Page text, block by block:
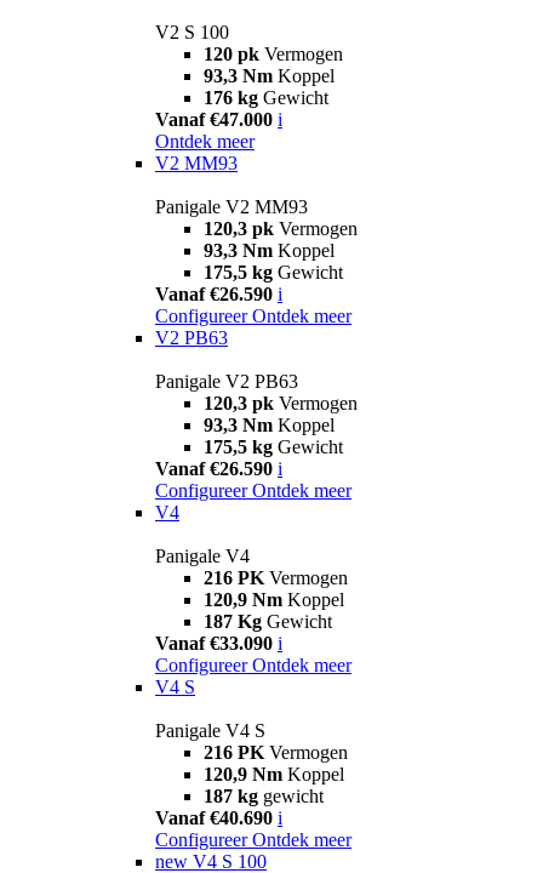
V2 S 100
120 pk Vermogen
93,3 Nm Koppel
176 kg Gewicht
Vanaf €47.000 i
Ontdek meer
V2 MM93
Panigale V2 MM93
120,3 pk Vermogen
93,3 Nm Koppel
175,5 kg Gewicht
Vanaf €26.590 i
Configureer Ontdek meer
V2 PB63
Panigale V2 PB63
120,3 pk Vermogen
93,3 Nm Koppel
175,5 kg Gewicht
Vanaf €26.590 i
Configureer Ontdek meer
V4
Panigale V4
216 PK Vermogen
120,9 Nm Koppel
187 Kg Gewicht
Vanaf €33.090 i
Configureer Ontdek meer
V4 S
Panigale V4 S
216 PK Vermogen
120,9 Nm Koppel
187 kg gewicht
Vanaf €40.690 i
Configureer Ontdek meer
new V4 S 100